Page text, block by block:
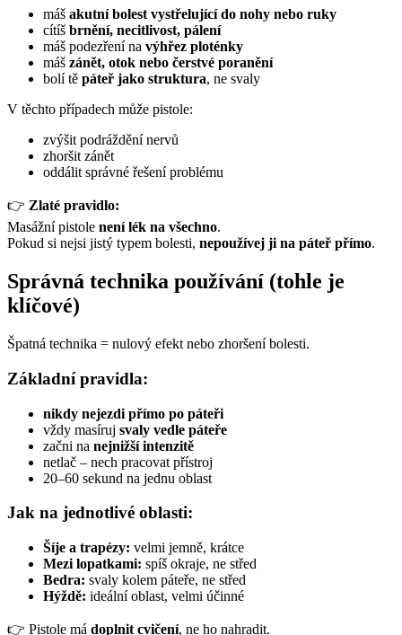
máš akutní bolest vystřelující do nohy nebo ruky
cítíš brnění, necitlivost, pálení
máš podezření na výhřez ploténky
máš zánět, otok nebo čerstvé poranění
bolí tě páteř jako struktura, ne svaly
V těchto případech může pistole:
zvýšit podráždění nervů
zhoršit zánět
oddálit správné řešení problému
👉 Zlaté pravidlo:
Masážní pistole není lék na všechno.
Pokud si nejsi jistý typem bolesti, nepoužívej ji na páteř přímo.
Správná technika používání (tohle je
klíčové)
Špatná technika = nulový efekt nebo zhoršení bolesti.
Základní pravidla:
nikdy nejezdi přímo po páteři
vždy masíruj svaly vedle páteře
začni na nejnižší intenzitě
netlač – nech pracovat přístroj
20–60 sekund na jednu oblast
Jak na jednotlivé oblasti:
Šíje a trapézy: velmi jemně, krátce
Mezi lopatkami: spíš okraje, ne střed
Bedra: svaly kolem páteře, ne střed
Hýždě: ideální oblast, velmi účinné
👉 Pistole má doplnit cvičení, ne ho nahradit.